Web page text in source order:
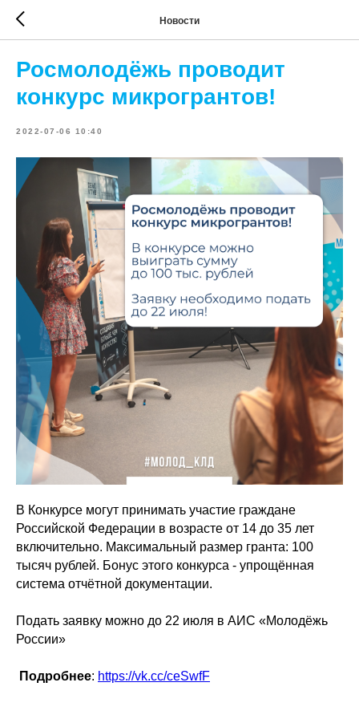
Новости
Росмолодёжь проводит
конкурс микрогрантов!
2022-07-06 10:40
В Конкурсе могут принимать участие граждане
Российской Федерации в возрасте от 14 до 35 лет
включительно. Максимальный размер гранта: 100
тысяч рублей. Бонус этого конкурса - упрощённая
система отчётной документации.
Подать заявку можно до 22 июля в АИС «Молодёжь
России»
Подробнее: https://vk.cc/ceSwfF